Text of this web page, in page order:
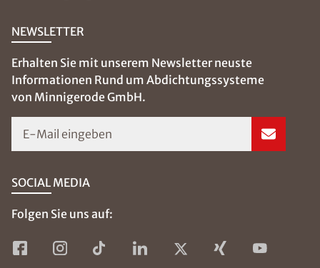
NEWSLETTER
Erhalten Sie mit unserem Newsletter neuste
Informationen Rund um Abdichtungssysteme
von Minnigerode GmbH.
E-Mail eingeben
SOCIAL MEDIA
Folgen Sie uns auf: